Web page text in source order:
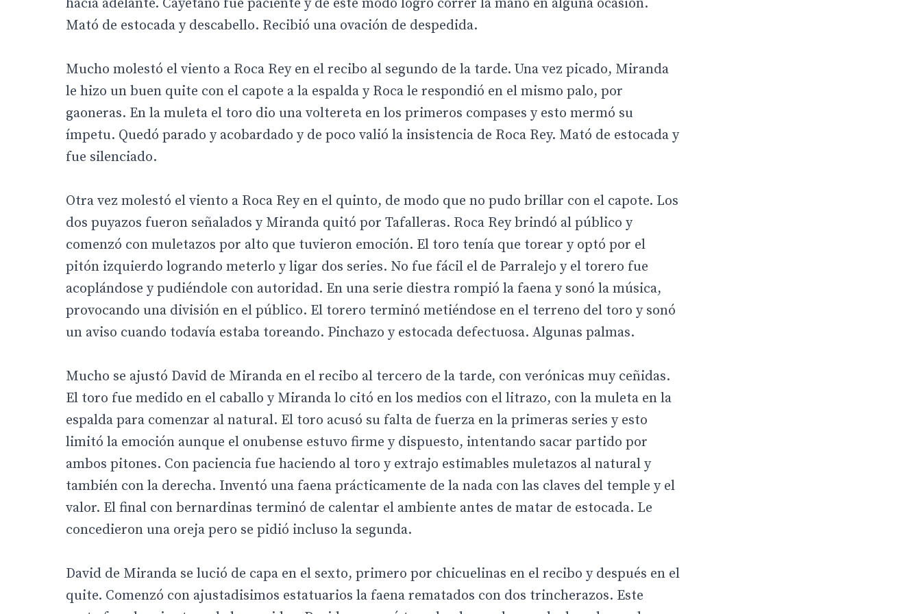
hacia adelante. Cayetano fue paciente y de este modo logró correr la mano en alguna ocasión.
Mató de estocada y descabello. Recibió una ovación de despedida.
Mucho molestó el viento a Roca Rey en el recibo al segundo de la tarde. Una vez picado, Miranda
le hizo un buen quite con el capote a la espalda y Roca le respondió en el mismo palo, por
gaoneras. En la muleta el toro dio una voltereta en los primeros compases y esto mermó su
ímpetu. Quedó parado y acobardado y de poco valió la insistencia de Roca Rey. Mató de estocada y
fue silenciado.
Otra vez molestó el viento a Roca Rey en el quinto, de modo que no pudo brillar con el capote. Los
dos puyazos fueron señalados y Miranda quitó por Tafalleras. Roca Rey brindó al público y
comenzó con muletazos por alto que tuvieron emoción. El toro tenía que torear y optó por el
pitón izquierdo logrando meterlo y ligar dos series. No fue fácil el de Parralejo y el torero fue
acoplándose y pudiéndole con autoridad. En una serie diestra rompió la faena y sonó la música,
provocando una división en el público. El torero terminó metiéndose en el terreno del toro y sonó
un aviso cuando todavía estaba toreando. Pinchazo y estocada defectuosa. Algunas palmas.
Mucho se ajustó David de Miranda en el recibo al tercero de la tarde, con verónicas muy ceñidas.
El toro fue medido en el caballo y Miranda lo citó en los medios con el litrazo, con la muleta en la
espalda para comenzar al natural. El toro acusó su falta de fuerza en la primeras series y esto
limitó la emoción aunque el onubense estuvo firme y dispuesto, intentando sacar partido por
ambos pitones. Con paciencia fue haciendo al toro y extrajo estimables muletazos al natural y
también con la derecha. Inventó una faena prácticamente de la nada con las claves del temple y el
valor. El final con bernardinas terminó de calentar el ambiente antes de matar de estocada. Le
concedieron una oreja pero se pidió incluso la segunda.
David de Miranda se lució de capa en el sexto, primero por chicuelinas en el recibo y después en el
quite. Comenzó con ajustadisimos estatuarios la faena rematados con dos trincherazos. Este